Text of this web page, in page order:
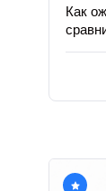
Как